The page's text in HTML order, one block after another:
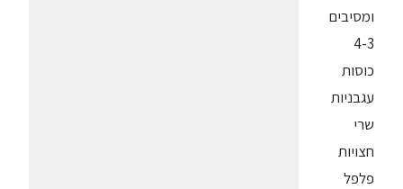
ומסיבים
4-3
כוסות
עגבניות
שרי
חצויות
פלפל